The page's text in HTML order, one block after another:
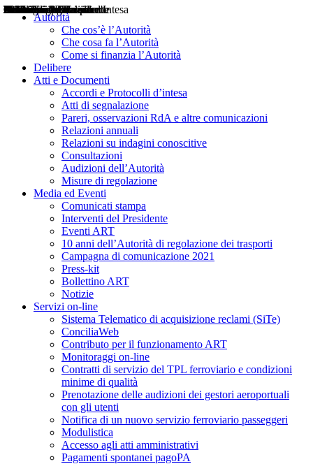
Autorità
Che cos’è l’Autorità
Che cosa fa l’Autorità
Come si finanzia l’Autorità
Delibere
Atti e Documenti
Accordi e Protocolli d’intesa
Atti di segnalazione
Pareri, osservazioni RdA e altre comunicazioni
Relazioni annuali
Relazioni su indagini conoscitive
Consultazioni
Audizioni dell’Autorità
Misure di regolazione
Media ed Eventi
Comunicati stampa
Interventi del Presidente
Eventi ART
10 anni dell’Autorità di regolazione dei trasporti
Campagna di comunicazione 2021
Press-kit
Bollettino ART
Notizie
Servizi on-line
Sistema Telematico di acquisizione reclami (SiTe)
ConciliaWeb
Contributo per il funzionamento ART
Monitoraggi on-line
Contratti di servizio del TPL ferroviario e condizioni
minime di qualità
Prenotazione delle audizioni dei gestori aeroportuali
con gli utenti
Notifica di un nuovo servizio ferroviario passeggeri
Modulistica
Accesso agli atti amministrativi
Pagamenti spontanei pagoPA
Delibere
Pareri
Consultazioni
Audizioni
Atti di Segnalazione
Accordi e Protocolli d'Intesa
Relazioni annuali
Misure di regolazione
Notizie
Comunicati Stampa
Bollettini ART
Convegni ART
Interviste del Presidente
Articoli in primo piano
Interventi del Presidente
2004
2005
2010
2013
2014
2015
2016
2017
2018
2019
202
2020
2021
2022
2023
2024
2025
2026
Aereo
Marittimo
Terrestre